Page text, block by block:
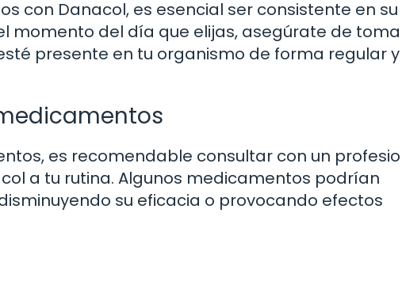
con Danacol, es esencial ser consistente en su
momento del día que elijas, asegúrate de
presente en tu organismo de forma regular y
es recomendable consultar con un
a tu rutina. Algunos medicamentos podrían
su eficacia o provocando efectos